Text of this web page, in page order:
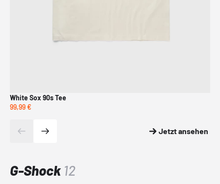
White Sox 90s Tee
99,99 €
Jetzt ansehen
G-Shock 12